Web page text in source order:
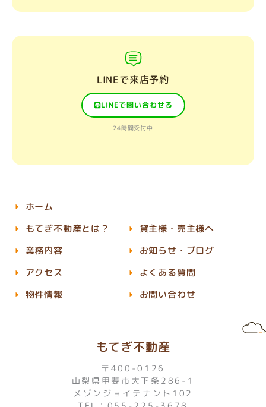
LINEで来店予約
LINEで問い合わせる
24時間受付中
もてぎ不動産
〒400-0126
山梨県甲斐市大下条286-1
メゾンジョイテナント102
ホーム
もてぎ不動産とは？
業務内容
アクセス
物件情報
貸主様・売主様へ
お知らせ・ブログ
よくある質問
お問い合わせ